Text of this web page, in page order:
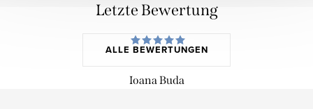
Letzte Bewertung
ALLE BEWERTUNGEN
Ioana Buda